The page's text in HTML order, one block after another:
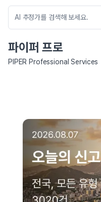
파이퍼 프로
PIPER Professional Services